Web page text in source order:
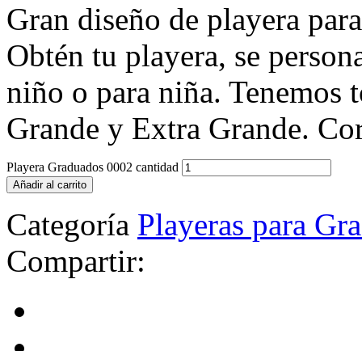
Gran diseño de playera
Obtén tu playera, se
niño o para niña. Tenemos
Grande y Extra Grande.
Playera Graduados 0002 cantidad
Añadir al carrito
Categoría Playeras para
Compartir: